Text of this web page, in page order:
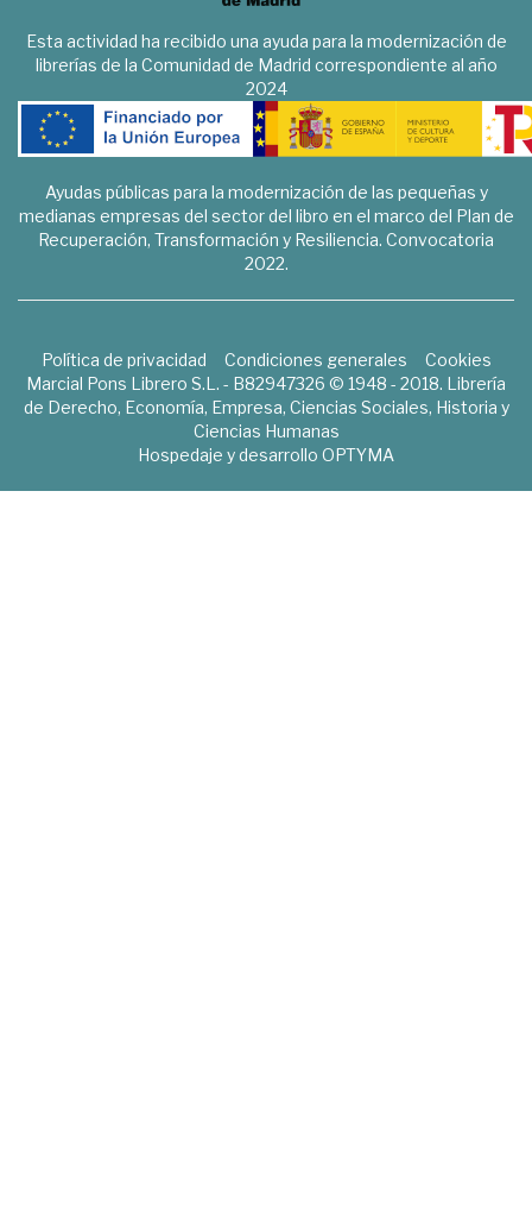
Esta actividad ha recibido una ayuda para la modernización de
librerías de la Comunidad de Madrid correspondiente al año
2024
Ayudas públicas para la modernización de las pequeñas y
medianas empresas del sector del libro en el marco del Plan de
Recuperación, Transformación y Resiliencia. Convocatoria
2022.
Política de privacidad Condiciones generales
Cookies
Marcial Pons Librero S.L. - B82947326 © 1948 - 2018. Librería
de Derecho, Economía, Empresa, Ciencias Sociales, Historia y
Ciencias Humanas
Hospedaje y desarrollo OPTYMA